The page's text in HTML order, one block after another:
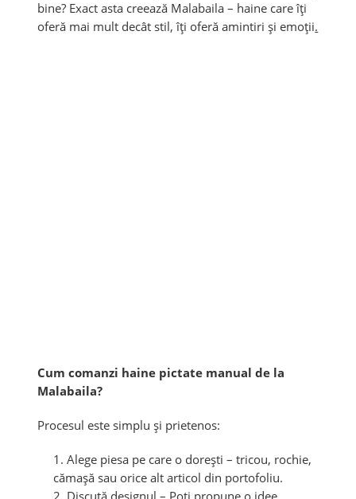
bine? Exact asta creează Malabaila – haine care îți
oferă mai mult decât stil, îți oferă amintiri și emoții.
Cum comanzi haine pictate manual de la
Malabaila?
Procesul este simplu și prietenos:
Alege piesa pe care o dorești – tricou, rochie,
cămașă sau orice alt articol din portofoliu.